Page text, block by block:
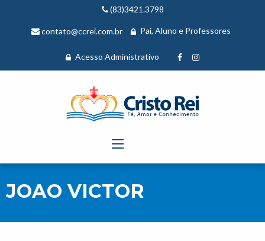
(83)3421.3798
contato@ccrei.com.br Pai, Aluno e Professores
Acesso Administrativo
JOAO VICTOR